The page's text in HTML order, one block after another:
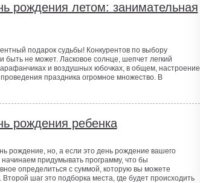
рождения летом: занимательная
подарок судьбы! Конкурентов по выбору
быть не может. Ласковое солнце, шепчет легкий
и воздушных юбочках, в общем, настроение
праздника огромное множество. В
рождения ребенка
рождение, но, а если это день рождение вашего
придумывать программу, что бы
определиться с суммой, которую вы можете
шаг это подборка места, где будет происходить